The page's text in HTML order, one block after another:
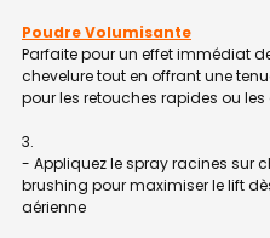
Poudre Volumisante
Parfaite pour un effet immédiat
chevelure tout en offrant une
pour les retouches rapides ou
- Appliquez le spray racines sur
brushing pour maximiser le lift
aérienne